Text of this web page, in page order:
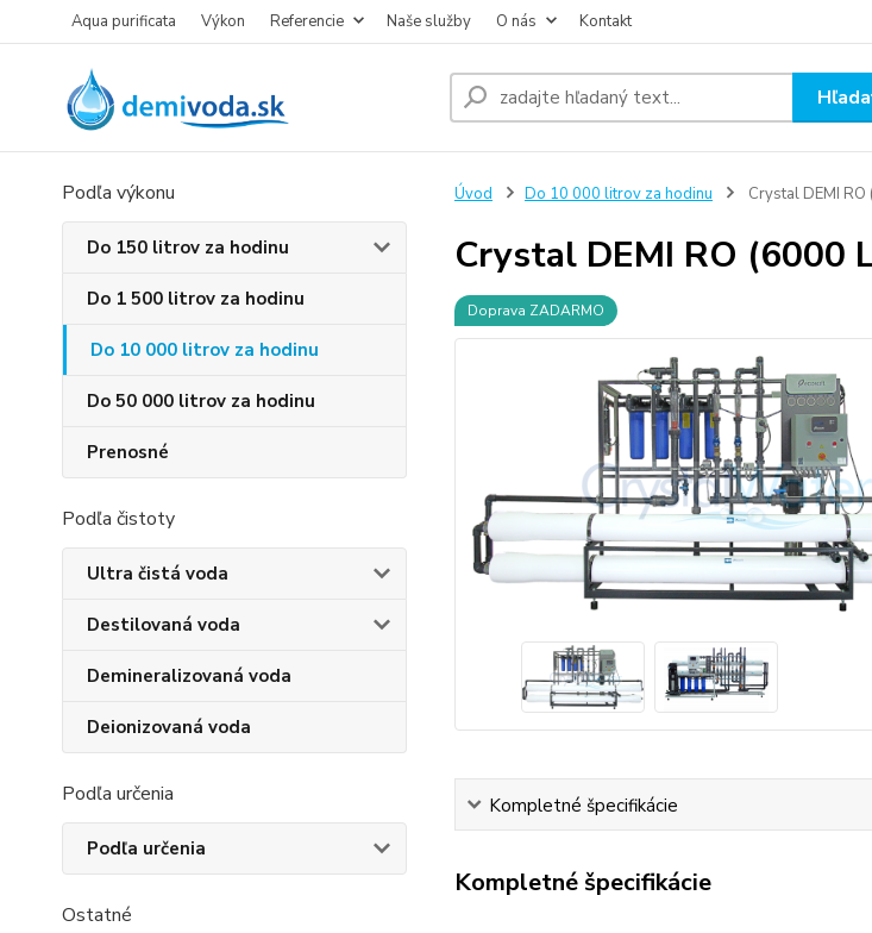
Aqua purificata Výkon Referencie Naše služby O nás Kontakt
Podľa výkonu
Do 150 litrov za hodinu
Do 1 500 litrov za hodinu
Do 10 000 litrov za hodinu
Do 50 000 litrov za hodinu
Prenosné
Podľa čistoty
Ultra čistá voda
Destilovaná voda
Demineralizovaná voda
Deionizovaná voda
Podľa určenia
Podľa určenia
Ostatné
Úvod Do 10 000 litrov za hodinu Crystal DEMI
Crystal DEMI RO (6000
Doprava ZADARMO
Kompletné špecifikácie
Kompletné špecifikácie